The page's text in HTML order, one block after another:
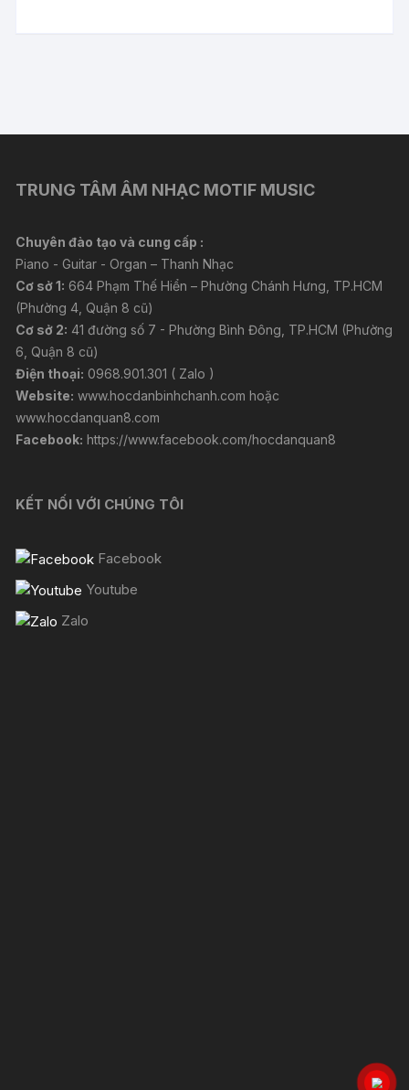
TRUNG TÂM ÂM NHẠC MOTIF MUSIC
Chuyên đào tạo và cung cấp :
Piano - Guitar - Organ – Thanh Nhạc
Cơ sở 1: 664 Phạm Thế Hiển – Phường Chánh Hưng, TP.HCM
(Phường 4, Quận 8 cũ)
Cơ sở 2: 41 đường số 7 - Phường Bình Đông, TP.HCM (Phường
6, Quận 8 cũ)
Điện thoại: 0968.901.301 ( Zalo )
Website: www.hocdanbinhchanh.com hoặc
www.hocdanquan8.com
Facebook: https://www.facebook.com/hocdanquan8
KẾT NỐI VỚI CHÚNG TÔI
Facebook
Youtube
Zalo